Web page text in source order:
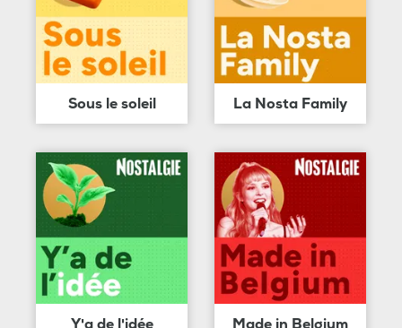
Sous le soleil La Nosta Family
Y'a de l'idée Made in Belgium